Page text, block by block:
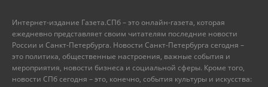
Интернет-издание Газета.СПб – это онлайн-газета, которая
ежедневно представляет своим читателям последние новости
России и Санкт-Петербурга. Новости Санкт-Петербурга сегодня –
это политика, общественные настроения, важные события и
мероприятия, новости бизнеса и социальной сферы. Кроме того,
новости СПб сегодня – это, конечно, события культуры и искусства: